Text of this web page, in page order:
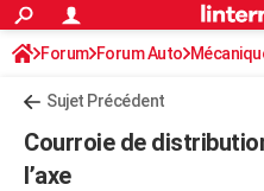
ACTUALITÉS
Politique
Société
Faits Divers
Education
Monde
Villes
+
Programme TV
TNTStreaming
Cinéma
Sorties cinéma
Musique
+FINANCE
Forum Forum Auto
Sujet Précédent
Courroie de
l’axe